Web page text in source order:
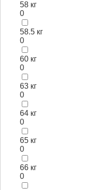
58 кг
0
58.5 кг
0
60 кг
0
63 кг
0
64 кг
0
65 кг
0
66 кг
0